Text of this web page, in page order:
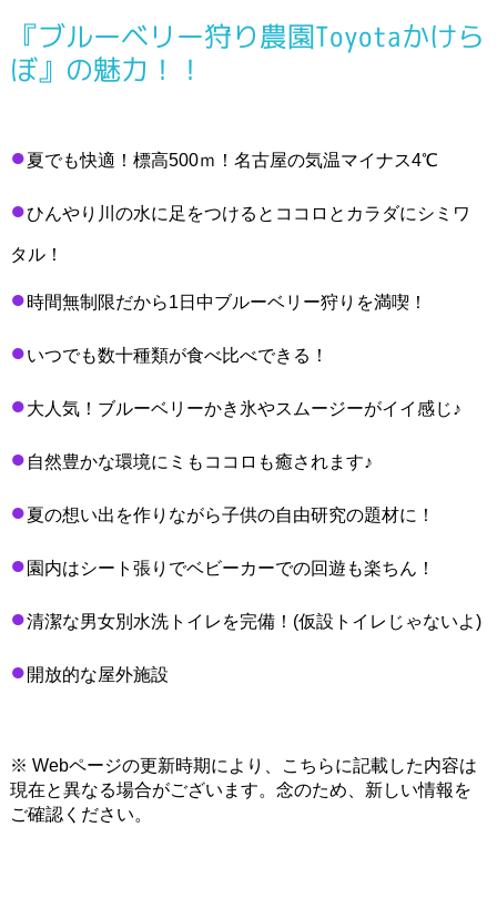
『ブルーベリー狩り農園Toyotaかけら
ぼ』の魅力！！
●夏でも快適！標高500ｍ！名古屋の気温マイナス4℃
●ひんやり川の水に足をつけるとココロとカラダにシミワ
タル！
●時間無制限だから1日中ブルーベリー狩りを満喫！
●いつでも数十種類が食べ比べできる！
●大人気！ブルーベリーかき氷やスムージーがイイ感じ♪
● 自然豊かな環境にミもココロも癒されます♪
●夏の想い出を作りながら子供の自由研究の題材に！
● 園内はシート張りでベビーカーでの回遊も楽ちん！
●清潔な男女別水洗トイレを完備！(仮設トイレじゃないよ)
● 開放的な屋外施設
※ Webページの更新時期により、こちらに記載した内容は
現在と異なる場合がございます。念のため、新しい情報を
ご確認ください。